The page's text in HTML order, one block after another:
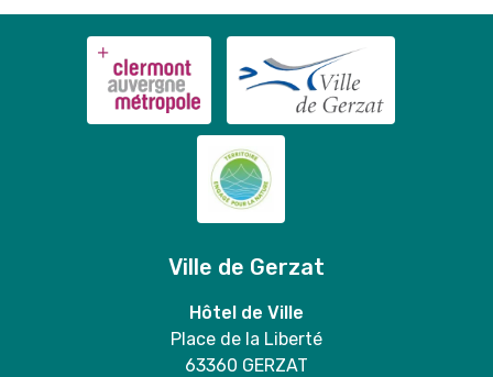
Ville de Gerzat
Hôtel de Ville
Place de la Liberté
63360 GERZAT